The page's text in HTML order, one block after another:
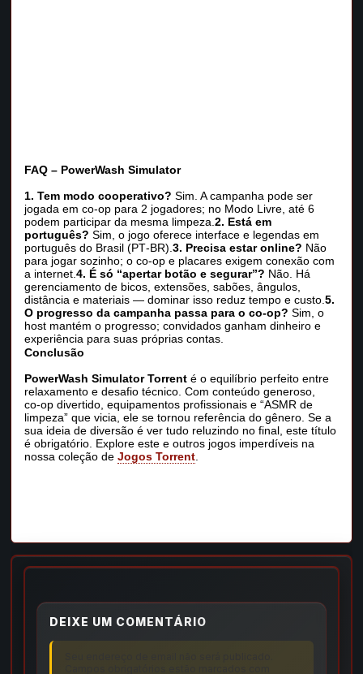
FAQ – PowerWash Simulator
1. Tem modo cooperativo? Sim. A campanha pode ser
jogada em co‑op para 2 jogadores; no Modo Livre, até 6
podem participar da mesma limpeza.2. Está em
português? Sim, o jogo oferece interface e legendas em
português do Brasil (PT‑BR).3. Precisa estar online? Não
para jogar sozinho; o co‑op e placares exigem conexão com
a internet.4. É só “apertar botão e segurar”? Não. Há
gerenciamento de bicos, extensões, sabões, ângulos,
distância e materiais — dominar isso reduz tempo e custo.5.
O progresso da campanha passa para o co‑op? Sim, o
host mantém o progresso; convidados ganham dinheiro e
experiência para suas próprias contas.
Conclusão
PowerWash Simulator Torrent é o equilíbrio perfeito entre
relaxamento e desafio técnico. Com conteúdo generoso,
co‑op divertido, equipamentos profissionais e “ASMR de
limpeza” que vicia, ele se tornou referência do gênero. Se a
sua ideia de diversão é ver tudo reluzindo no final, este título
é obrigatório. Explore este e outros jogos imperdíveis na
nossa coleção deJogos Torrent
DEIXE UM COMENTÁRIO